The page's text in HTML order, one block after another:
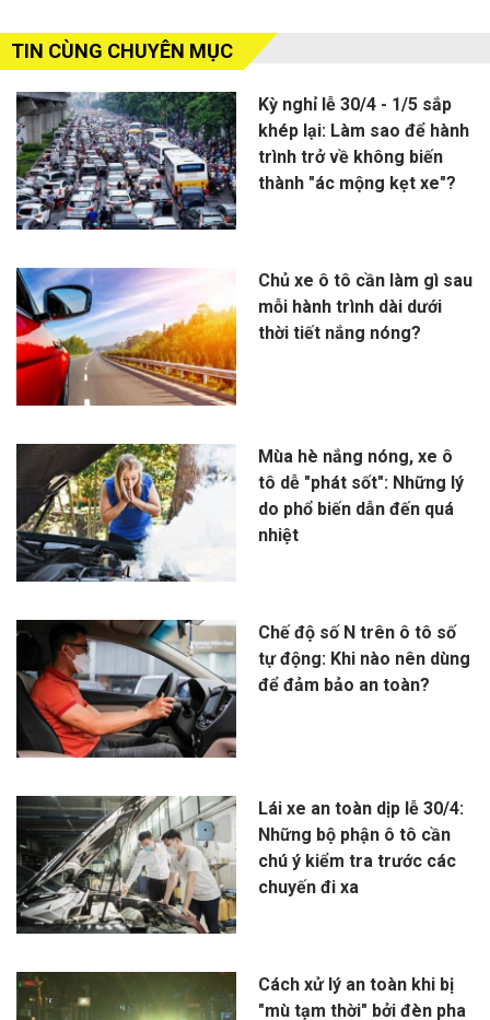
TIN CÙNG CHUYÊN MỤC
Kỳ nghỉ lễ 30/4 - 1/5 sắp
khép lại: Làm sao để hành
trình trở về không biến
thành "ác mộng kẹt xe"?
Chủ xe ô tô cần làm gì sau
mỗi hành trình dài dưới
thời tiết nắng nóng?
Mùa hè nắng nóng, xe ô
tô dễ "phát sốt": Những lý
do phổ biến dẫn đến quá
nhiệt
Chế độ số N trên ô tô số
tự động: Khi nào nên dùng
để đảm bảo an toàn?
Lái xe an toàn dịp lễ 30/4:
Những bộ phận ô tô cần
chú ý kiểm tra trước các
chuyến đi xa
Cách xử lý an toàn khi bị
"mù tạm thời" bởi đèn pha